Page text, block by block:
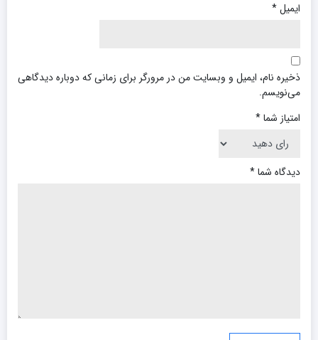
ایمیل*
ذخیره نام، ایمیل و وبسایت من در مرورگر برای زمانی که دوباره دیدگاهی
می‌نویسم.
امتیاز شما*
دیدگاه شما*